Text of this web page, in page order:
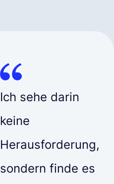
Ich sehe darin
keine
Herausforderung,
sondern finde es